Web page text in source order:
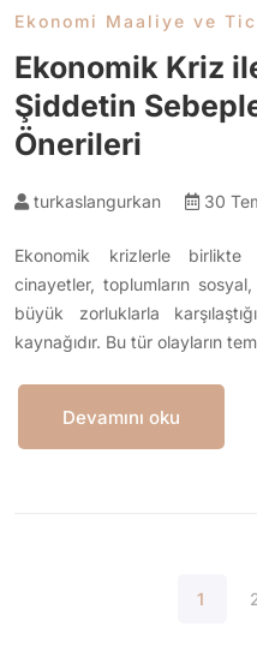
Ekonomi Maaliye ve
Ekonomik Kriz
Şiddetin
Önerileri
turkaslangurkan 30
Ekonomik krizlerle
cinayetler, toplumların
büyük zorluklarla
kaynağıdır. Bu tür olayların
Devamını oku
1